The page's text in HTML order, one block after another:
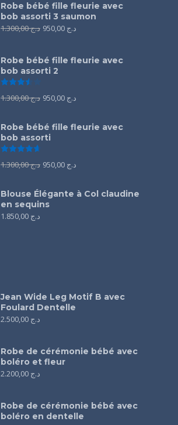
Robe bébé fille fleurie avec
bob assorti 3 saumon
د.ج1.300,00 د.ج
Robe bébé fille fleurie avec
bob assorti 2
د.ج1.300,00 د.ج
Robe bébé fille fleurie avec
bob assorti
د.ج1.300,00 د.ج
Blouse Élégante à Col claudine
en sequins
د.ج
Jean Wide Leg Motif B avec
Foulard Dentelle
د.ج
Robe de cérémonie bébé avec
boléro et fleur
د.ج
Robe de cérémonie bébé avec
boléro en dentelle